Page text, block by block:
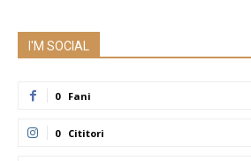
I'M SOCIAL
0 Fani
0 Cititori